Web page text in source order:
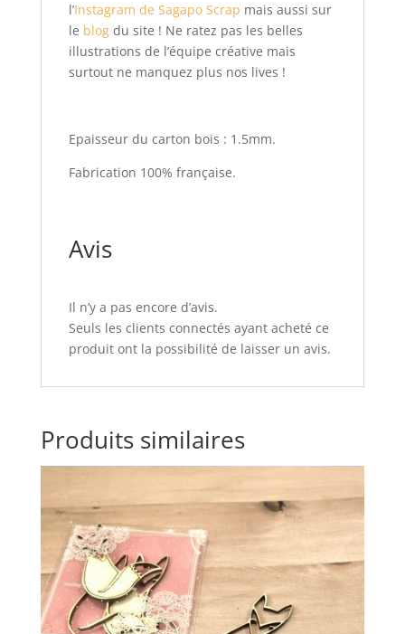
l’Instagram de Sagapo Scrap mais aussi sur
le blogdu site ! Ne ratez pas les belles
illustrations de l’équipe créative mais
surtout ne manquez plus nos lives !
Epaisseur du carton bois : 1.5mm.
Fabrication 100% française.
Avis
Il n’y a pas encore d’avis.
Seuls les clients connectés ayant acheté ce
produit ont la possibilité de laisser un avis.
Produits similaires